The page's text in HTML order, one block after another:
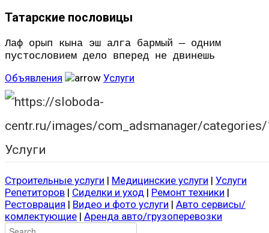
Татарские пословицы
Лаф орып кына эш алга бармый — одним
пустословием дело вперед не двинешь
Объявления Услуги
Услуги
Строительные услуги | Медицинские услуги | Услуги
Репетиторов | Сиделки и уход | Ремонт техники |
Рестоврация | Видео и фото услуги | Авто сервисы/
комлектующие | Аренда авто/грузоперевозки